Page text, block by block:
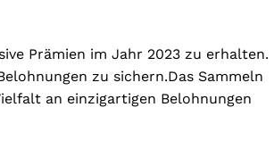
Prämien im Jahr 2023 zu erhalten.
zu sichern.Das Sammeln
an einzigartigen Belohnungen